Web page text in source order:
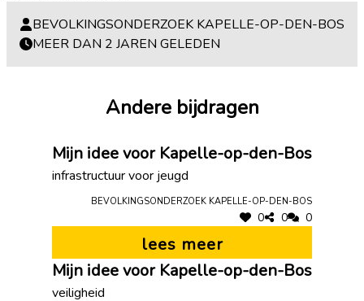
BEVOLKINGSONDERZOEK KAPELLE-OP-DEN-BOS
MEER DAN 2 JAREN GELEDEN
Andere bijdragen
Mijn idee voor Kapelle-op-den-Bos
infrastructuur voor jeugd
Bevolkingsonderzoek Kapelle-op-den-Bos
0 0 0
lees meer
Mijn idee voor Kapelle-op-den-Bos
veiligheid